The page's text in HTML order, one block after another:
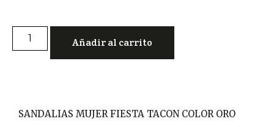
Añadir al carrito
SANDALIAS MUJER FIESTA TACON COLOR ORO